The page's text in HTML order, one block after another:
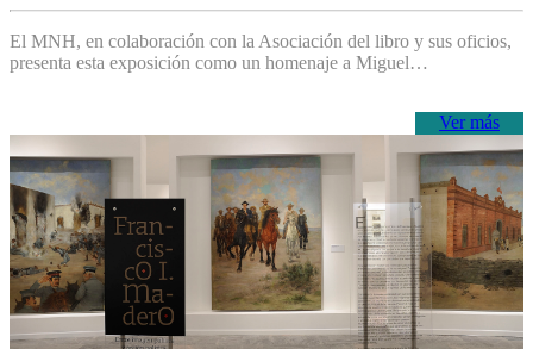
El MNH, en colaboración con la Asociación del libro y sus oficios,
presenta esta exposición como un homenaje a Miguel…
Ver más